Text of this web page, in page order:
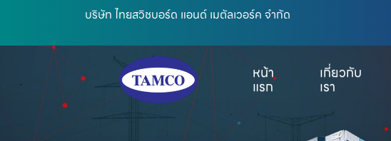
บริษัท ไทยสวิชบอร์ด แอนด์ เมตัลเวอร์ค จำกัด
หน้า
แรก
เกี่ยวกับ
เรา